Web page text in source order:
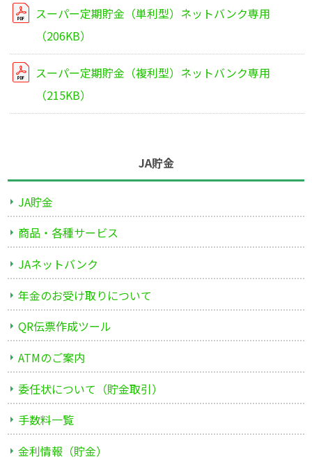
スーパー定期貯金（単利型）ネットバンク専用
（206KB）
スーパー定期貯金（複利型）ネットバンク専用
（215KB）
JA貯金
JA貯金
商品・各種サービス
JAネットバンク
年金のお受け取りについて
QR伝票作成ツール
ATMのご案内
委任状について（貯金取引）
手数料一覧
金利情報（貯金）